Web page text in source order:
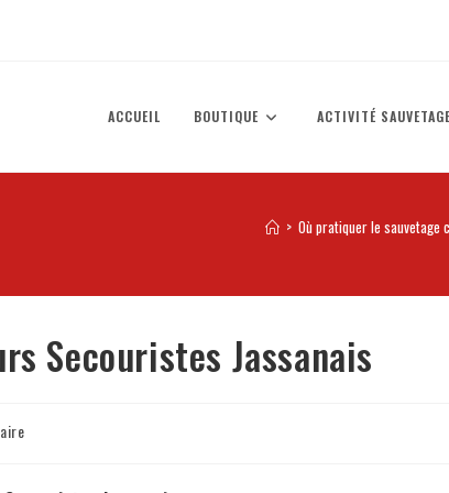
ACCUEIL BOUTIQUE ACTIVITÉ
> Où pratiquer le sauvetage
Secouristes Jassanais